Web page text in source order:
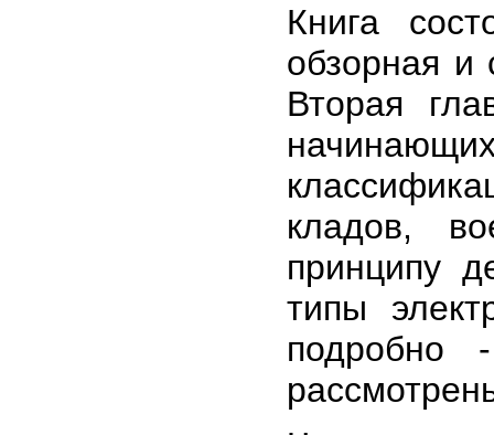
Книга
обзорная и
Вторая
кладов,
принципу
типы
подробно